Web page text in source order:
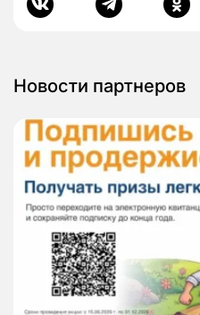
Новости партнеров